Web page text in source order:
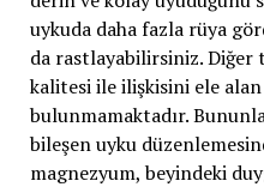
uykuda daha fazla rüya
da rastlayabilirsiniz. Diğer
kalitesi ile ilişkisini ele
bulunmamaktadır.
bileşen uyku
magnezyum, beyindeki